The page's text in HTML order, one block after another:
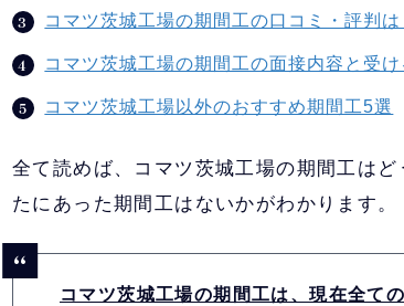
コマツ茨城工場の期間工の口コミ・評判は
コマツ茨城工場の期間工の面接内容と受
コマツ茨城工場以外のおすすめ期間工5選
全て読めば、コマツ茨城工場の期間工は
たにあった期間工はないかがわかります。
コマツ茨城工場の期間工は、現在全て